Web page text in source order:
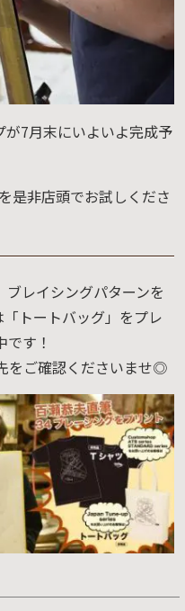
7月末にいよいよ完成予
是非店頭でお試しくださ
レイシングパターンを
トートバッグ」をプレ
す！
をご確認くださいませ◎